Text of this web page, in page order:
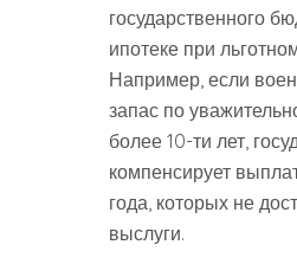
государственного
ипотеке при
Например, если
запас по
более 10-ти лет,
компенсирует
года, которых не
выслуги.